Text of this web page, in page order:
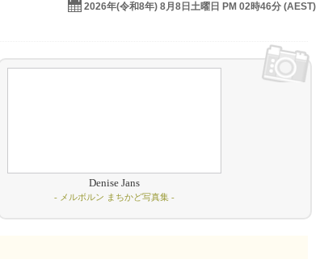
2026年(令和8年) 8月8日土曜日 PM 02時46分 (AEST)
Denise Jans
- メルボルン まちかど写真集 -